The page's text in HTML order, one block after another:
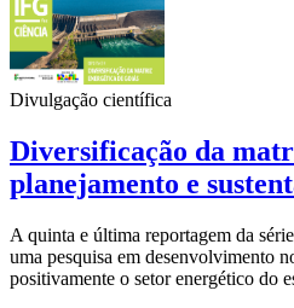
Divulgação científica
Diversificação da
planejamento e
A quinta e última reportagem da
uma pesquisa em desenvolvimento
positivamente o setor energético do